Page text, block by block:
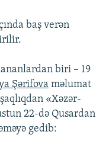
baş verən
biri – 19
Şərifova məlumat
«Xəzər-
22-də Qusardan
gedib: